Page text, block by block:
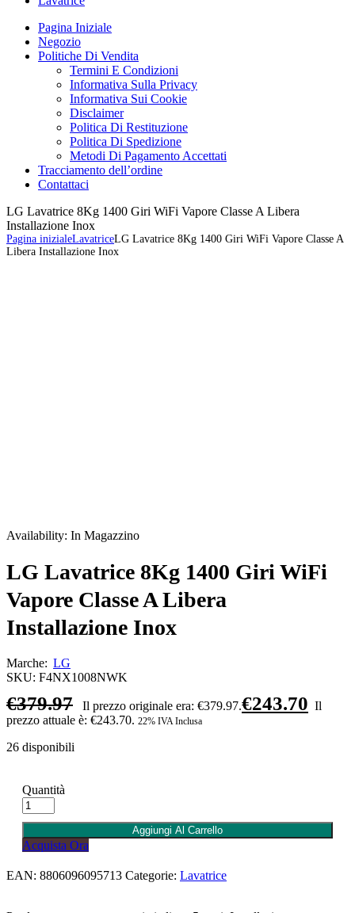
Pagina Iniziale
Negozio
Politiche Di Vendita
Termini E Condizioni
Informativa Sulla Privacy
Informativa Sui Cookie
Disclaimer
Politica Di Restituzione
Politica Di Spedizione
Metodi Di Pagamento Accettati
Tracciamento dell’ordine
Contattaci
LG Lavatrice 8Kg 1400 Giri WiFi Vapore Classe A Libera
Installazione Inox
Pagina inizialeLavatriceLG Lavatrice 8Kg 1400 Giri WiFi Vapore Classe A
Libera Installazione Inox
Availability: In Magazzino
LG Lavatrice 8Kg 1400 Giri WiFi
Vapore Classe A Libera
Installazione Inox
Marche: LG
SKU: F4NX1008NWK
€379.97 Il prezzo originale era: €379.97.€243.70 Il
prezzo attuale è: €243.70. 22% IVA Inclusa
26 disponibili
Quantità
Aggiungi Al Carrello
Acquista Ora
EAN: 8806096095713 Categorie: Lavatrice